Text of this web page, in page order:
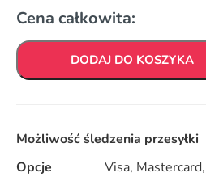
Cena całkowita:
DODAJ DO KOSZYKA
Możliwość śledzenia przesyłki
Opcje
Visa,